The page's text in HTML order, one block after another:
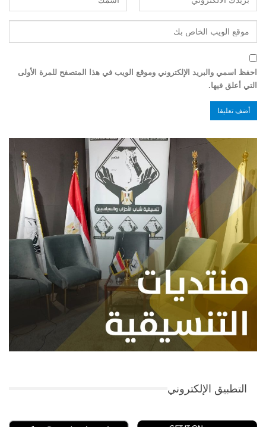
احفظ اسمي والبريد الإلكتروني وموقع الويب في هذا المتصفح للمرة الأولى
التي أعلق فيها.
التطبيق الإلكتروني